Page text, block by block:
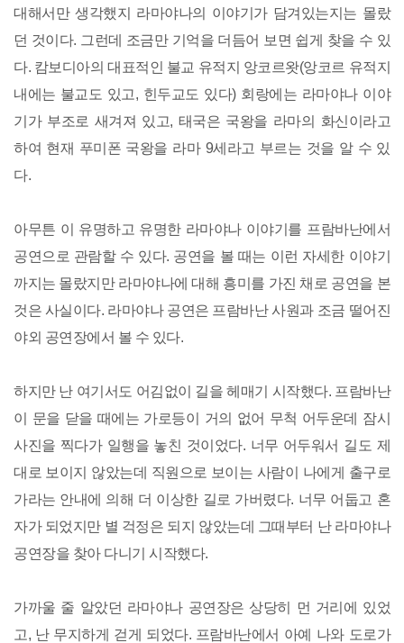
대해서만 생각했지 라마야나의 이야기가 담겨있는지는 몰랐
던 것이다. 그런데 조금만 기억을 더듬어 보면 쉽게 찾을 수 있
다. 캄보디아의 대표적인 불교 유적지 앙코르왓(앙코르 유적지
내에는 불교도 있고, 힌두교도 있다) 회랑에는 라마야나 이야
기가 부조로 새겨져 있고, 태국은 국왕을 라마의 화신이라고
하여 현재 푸미폰 국왕을 라마 9세라고 부르는 것을 알 수 있
다.
아무튼 이 유명하고 유명한 라마야나 이야기를 프람바난에서
공연으로 관람할 수 있다. 공연을 볼 때는 이런 자세한 이야기
까지는 몰랐지만 라마야나에 대해 흥미를 가진 채로 공연을 본
것은 사실이다. 라마야나 공연은 프람바난 사원과 조금 떨어진
야외 공연장에서 볼 수 있다.
하지만 난 여기서도 어김없이 길을 헤매기 시작했다. 프람바난
이 문을 닫을 때에는 가로등이 거의 없어 무척 어두운데 잠시
사진을 찍다가 일행을 놓친 것이었다. 너무 어두워서 길도 제
대로 보이지 않았는데 직원으로 보이는 사람이 나에게 출구로
가라는 안내에 의해 더 이상한 길로 가버렸다. 너무 어둡고 혼
자가 되었지만 별 걱정은 되지 않았는데 그때부터 난 라마야나
공연장을 찾아 다니기 시작했다.
가까울 줄 알았던 라마야나 공연장은 상당히 먼 거리에 있었
고, 난 무지하게 걷게 되었다. 프람바난에서 아예 나와 도로가